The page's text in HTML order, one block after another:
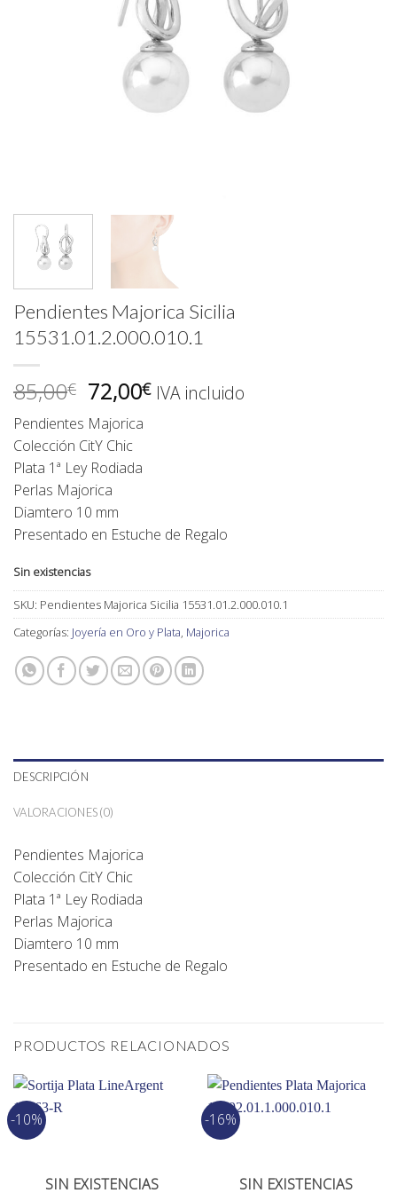
Pendientes Majorica Sicilia
15531.01.2.000.010.1
85,00€ El
precio
original
era:
85,00€.
72,00€ElIVA incluido
Pendientes Majorica
Colección CitY Chic
Plata 1ª Ley Rodiada
Perlas Majorica
Diamtero 10 mm
Presentado en Estuche de Regalo
Sin existencias
SKU: Pendientes Majorica Sicilia 15531.01.2.000.010.1
Categorías: Joyería en Oro y Plata Majorica
DESCRIPCIÓN
VALORACIONES (0)
Pendientes Majorica
Colección CitY Chic
Plata 1ª Ley Rodiada
Perlas Majorica
Diamtero 10 mm
Presentado en Estuche de Regalo
PRODUCTOS RELACIONADOS
-10%
SIN EXISTENCIAS
-16%
SIN EXISTENCIAS